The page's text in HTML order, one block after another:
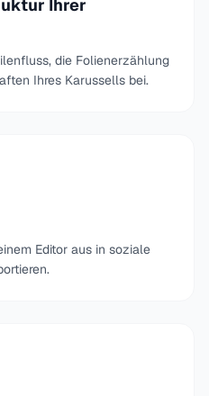
Ihrer
die Folienerzählung
Ihres Karussells bei.
Editor aus in soziale